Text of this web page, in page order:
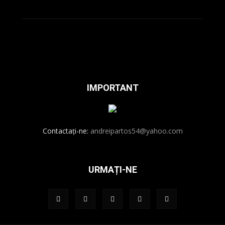
IMPORTANT
Contactați-ne: andreipartos54@yahoo.com
URMAȚI-NE